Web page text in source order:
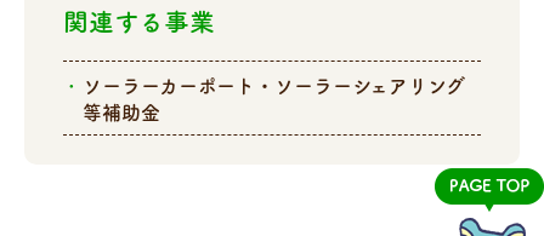
関連する事業
ソーラーカーポート・ソーラーシェアリング
等補助金